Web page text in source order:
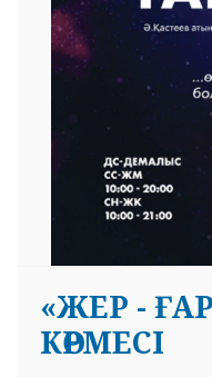
«ЖЕР -
КӨРМЕСІ